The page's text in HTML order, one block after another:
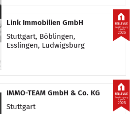
Link Immobilien GmbH
Stuttgart, Böblingen,
Esslingen, Ludwigsburg
2026
Best Property
Agents
IMMO-TEAM GmbH & Co. KG
Stuttgart
2026
Best Property
Agents